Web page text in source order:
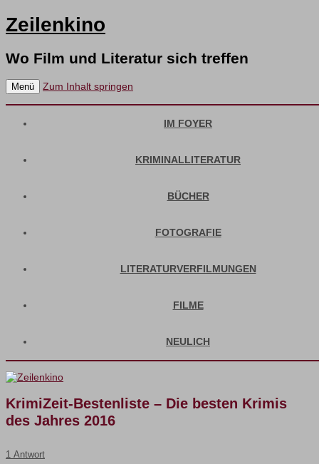
Zeilenkino
Wo Film und Literatur sich treffen
Menü Zum Inhalt springen
IM FOYER
KRIMINALLITERATUR
BÜCHER
FOTOGRAFIE
LITERATURVERFILMUNGEN
FILME
NEULICH
KrimiZeit-Bestenliste – Die besten Krimis
des Jahres 2016
1 Antwort